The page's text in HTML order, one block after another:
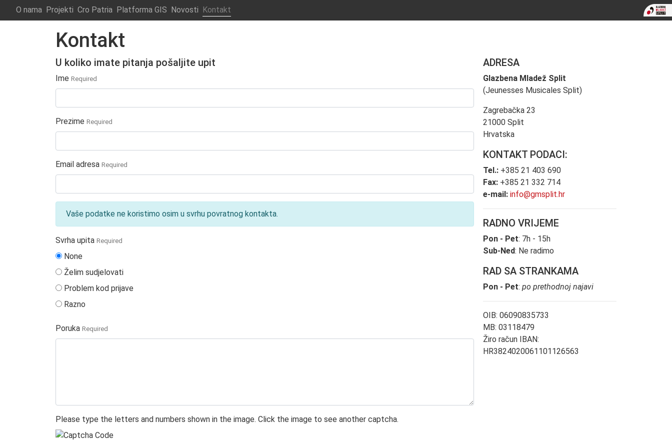
O nama Projekti Cro Patria Platforma GIS Novosti Kontakt
Kontakt
U koliko imate pitanja pošaljite upit
Ime Required
Prezime Required
Email adresa Required
Vaše podatke ne koristimo osim u svrhu povratnog kontakta.
Svrha upita Required
None
Želim sudjelovati
Problem kod prijave
Razno
Poruka Required
Please type the letters and numbers shown in the image. Click the image to see another captcha.
ADRESA
Glazbena Mladež Split
(Jeunesses Musicales Split)
Zagrebačka 23
21000 Split
Hrvatska
KONTAKT PODACI:
Tel.: +385 21 403 690
Fax: +385 21 332 714
e-mail: info@gmsplit.hr
RADNO VRIJEME
Pon - Pet: 7h - 15h
Sub-Ned: Ne radimo
RAD SA STRANKAMA
Pon - Pet: po prethodnoj najavi
OIB: 06090835733
MB: 03118479
Žiro račun IBAN:
HR3824020061101126563